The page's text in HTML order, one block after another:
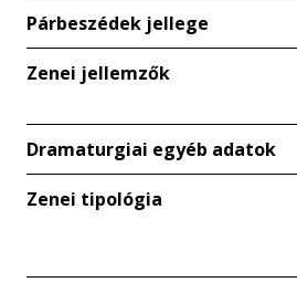
Párbeszédek jellege
Zenei jellemzők
Dramaturgiai egyéb adatok
Zenei tipológia